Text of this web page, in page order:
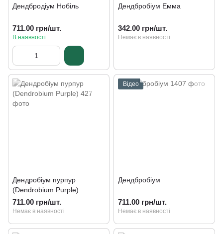
Дендбродіум Нобіль
711.00 грн/шт.
В наявності
Дендбробіум Емма
342.00 грн/шт.
Немає в наявності
Дендробіум пурпур
(Dendrobium Purple)
711.00 грн/шт.
Немає в наявності
Відео
Дендбробіум
711.00 грн/шт.
Немає в наявності